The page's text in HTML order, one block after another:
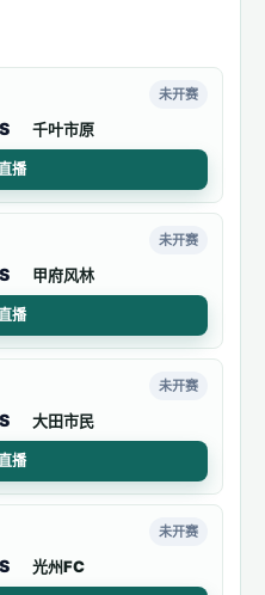
千叶市原
未开赛
播
甲府风林
未开赛
播
大田市民
未开赛
播
光州FC
未开赛